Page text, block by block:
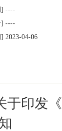
----
----
2023-04-06
印发